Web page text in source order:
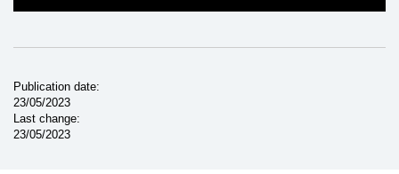
Publication date
23/05/2023
Last change
23/05/2023